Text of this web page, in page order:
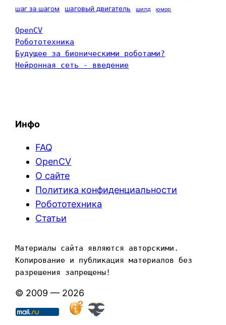
шаг за шагом шаговый двигатель шилд юмор
OpenCV
Робототехника
Будущее за бионическими роботами?
Нейронная сеть - введение
Инфо
FAQ
OpenCV
О сайте
Политика конфиденциальности
Робототехника
Статьи
Материалы сайта являются авторскими.
Копирование и публикация материалов без
разрешения запрещены!
© 2009 — 2026